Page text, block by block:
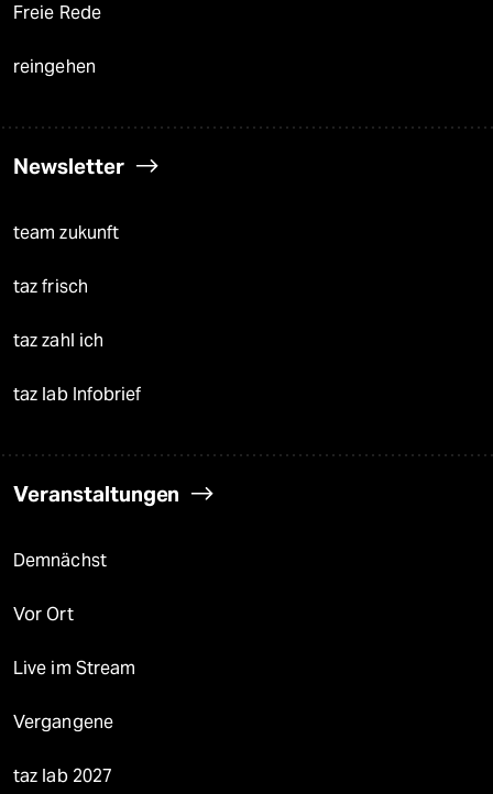
Freie Rede
reingehen
Newsletter
team zukunft
taz frisch
taz zahl ich
taz lab Infobrief
Veranstaltungen
Demnächst
Vor Ort
Live im Stream
Vergangene
taz lab 2027